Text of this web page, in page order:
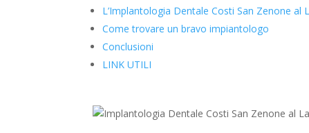
L’Implantologia Dentale Costi San Zenone al
Come trovare un bravo impiantologo
Conclusioni
LINK UTILI